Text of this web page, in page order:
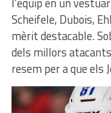
Scheifele, Dubois,
mèrit destacable.
dels millors
resem per a que els